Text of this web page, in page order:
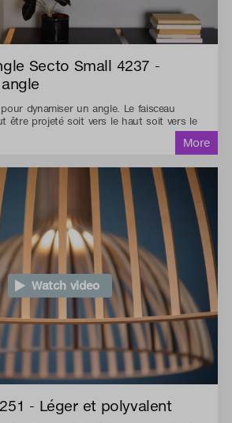
Secto Small 4237 -
dynamiser un angle. Le faisceau
être projeté soit vers le haut soit vers le
Watch video
- Léger et polyvalent